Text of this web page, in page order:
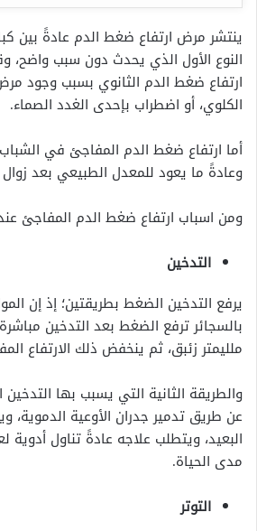
ينتشر مرض ارتفاع ضغط الدم عادةً بين
النوع الأول الذي يحدث دون سبب واضح،
ارتفاع ضغط الدم الثانوي بسبب وجود
الكلوي، أو اضطراب بإحدى الغدد الصماء.
أما ارتفاع ضغط الدم المفاجئ في
وعادةً ما يعود للمعدل الطبيعي بعد
ومن اسباب ارتفاع ضغط الدم المفاجئ
التدخين
يرفع التدخين الضغط بطريقتين؛ إذ إن
ملليمتر زئبق، ثم ينخفض ذلك الارتفاع
والطريقة الثانية التي يسبب بها
عن طريق تدمير جدران الأوعية
البعيد، ويتطلب علاجه عادةً تناول أدوية
مدى الحياة.
التوتر